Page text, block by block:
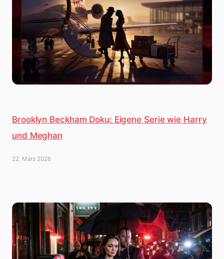
Brooklyn Beckham Doku: Eigene Serie wie Harry
und Meghan
22. März 2026